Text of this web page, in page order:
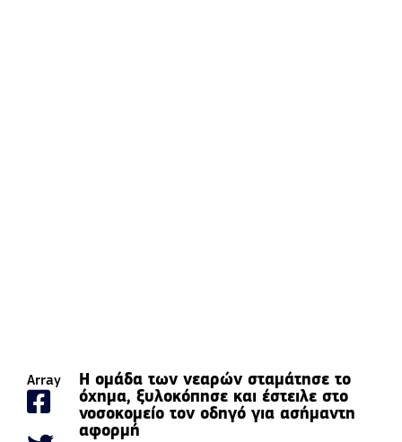
Array
Η ομάδα των νεαρών σταμάτησε το
όχημα, ξυλοκόπησε και έστειλε στο
νοσοκομείο τον οδηγό για ασήμαντη
αφορμή